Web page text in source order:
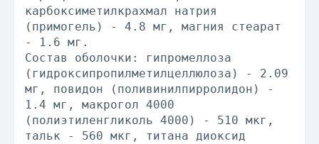
карбоксиметилкрахмал натрия
(примогель) - 4.8 мг, магния стеарат
- 1.6 мг.
Состав оболочки: гипромеллоза
(гидроксипропилметилцеллюлоза) - 2.09
мг, повидон (поливинилпирролидон) -
1.4 мг, макрогол 4000
(полиэтиленгликоль 4000) - 510 мкг,
тальк - 560 мкг, титана диоксид